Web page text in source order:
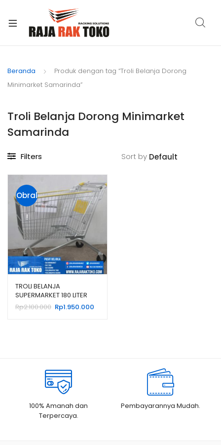
Beranda
Produk dengan tag “Troli Belanja Dorong
Minimarket Samarinda”
Troli Belanja Dorong Minimarket
Samarinda
Filters Sort by
Obral
!
TROLI BELANJA
SUPERMARKET 180 LITER
TIPE TS-180L RAJARAK
Rp2.100.000 Harga
Rp1.950.000
100% Amanah dan
Terpercaya.
Pembayarannya Mudah.